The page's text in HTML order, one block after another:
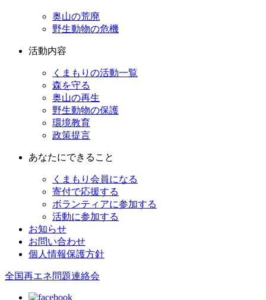
奥山の荒廃
野生動物の危機
活動内容
くまもりの活動一覧
森を守る
奥山の再生
野生動物の保護
環境教育
政策提言
あなたにできること
くまもり会員になる
寄付で応援する
ボランティアに参加する
活動に参加する
お知らせ
お問い合わせ
個人情報保護方針
全国再エネ問題連絡会